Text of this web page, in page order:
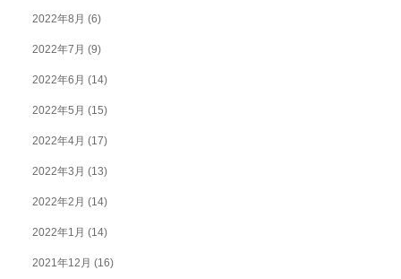
2022年8月 (6)
2022年7月 (9)
2022年6月 (14)
2022年5月 (15)
2022年4月 (17)
2022年3月 (13)
2022年2月 (14)
2022年1月 (14)
2021年12月 (16)